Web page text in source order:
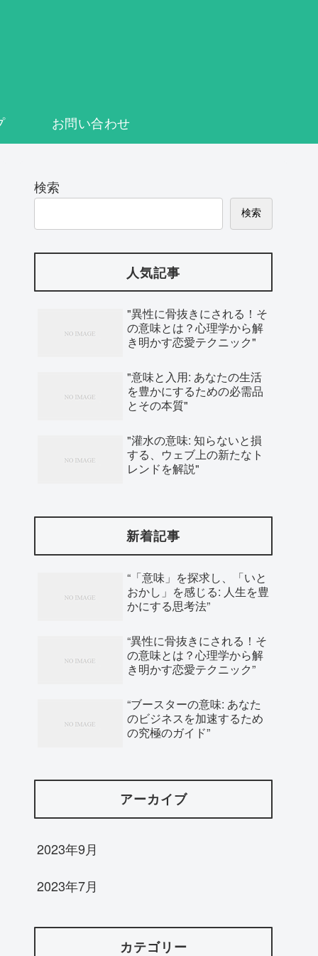
お問い合わせ
検索
検索
人気記事
"異性に骨抜きにされる！そ
の意味とは？心理学から解
き明かす恋愛テクニック"
"意味と入用: あなたの生活
を豊かにするための必需品
とその本質"
"灌水の意味: 知らないと損
する、ウェブ上の新たなト
レンドを解説"
新着記事
“「意味」を探求し、「いと
おかし」を感じる: 人生を豊
かにする思考法”
“異性に骨抜きにされる！そ
の意味とは？心理学から解
き明かす恋愛テクニック”
“ブースターの意味: あなた
のビジネスを加速するため
の究極のガイド”
アーカイブ
2023年9月
2023年7月
カテゴリー